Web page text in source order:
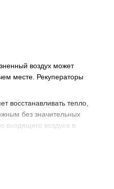
воздух может
месте. Рекуператоры
восстанавливать тепло,
без значительных
входящего воздуха в